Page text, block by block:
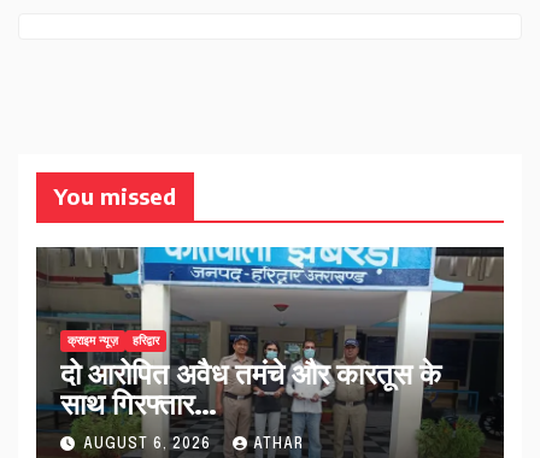
You missed
क्राइम न्यूज़ हरिद्वार
दो आरोपित अवैध तमंचे और कारतूस के
साथ गिरफ्तार…
AUGUST 6, 2026 ATHAR